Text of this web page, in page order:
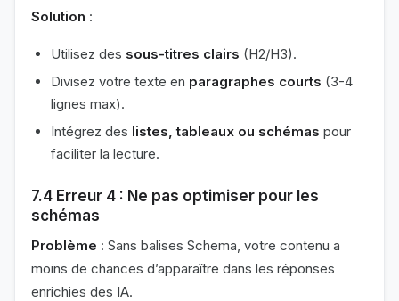
Solution :
Utilisez des sous-titres clairs (H2/H3).
Divisez votre texte en paragraphes courts (3-4
lignes max).
Intégrez des listes, tableaux ou schémas pour
faciliter la lecture.
7.4 Erreur 4 : Ne pas optimiser pour les
schémas
Problème : Sans balises Schema, votre contenu a
moins de chances d’apparaître dans les réponses
enrichies des IA.